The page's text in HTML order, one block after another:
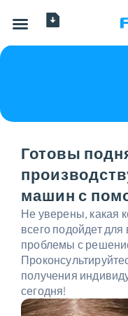
Готовы
машин с
Не уверены, какая
всего подойдет
проблемы с
получения
сегодня!